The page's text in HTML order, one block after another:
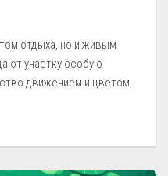
отдыха, но и живым
участку особую
движением и цветом.